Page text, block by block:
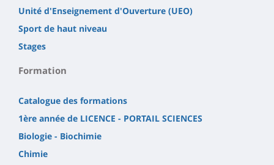
Unité d'Enseignement d'Ouverture (UEO)
Sport de haut niveau
Stages
Formation
Catalogue des formations
1ère année de LICENCE - PORTAIL SCIENCES
Biologie - Biochimie
Chimie